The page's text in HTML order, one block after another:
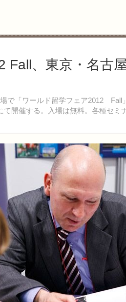
Fall、東京・名古
で「ワールド留学フェア2012 Fall
開催する。入場は無料。各種セミ